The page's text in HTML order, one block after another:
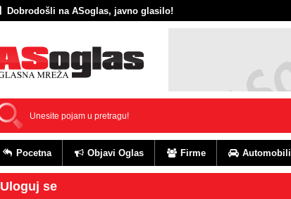
Dobrodošli na ASoglas, javno glasilo!
Pocetna Objavi Oglas Firme Automobili
Uloguj se